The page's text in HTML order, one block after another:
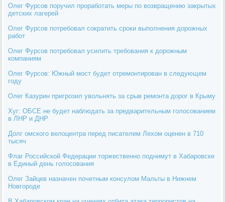
Олег Фурсов поручил проработать меры по возвращению закрытых
детских лагерей
Олег Фурсов потребовал сократить сроки выполнения дорожных
работ
Олег Фурсов потребовал усилить требования к дорожным
компаниям
Олег Фурсов: Южный мост будет отремонтирован в следующем
году
Олег Казурин пригрозил увольнять за срыв ремонта дорог в Крыму
Хуг: ОБСЕ не будет наблюдать за предварительным голосованием
в ЛНР и ДНР
Долг омского велоцентра перед писателем Лехом оценен в 710
тысяч
Флаг Российской Федерации торжественно поднимут в Хабаровске
в Единый день голосования
Олег Зайцев назначен почетным консулом Мальты в Нижнем
Новгороде